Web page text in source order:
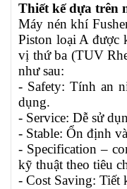
Thiết kế dựa trên
Máy nén khí
Piston loại A được
vị thứ ba (TUV
như sau:
- Safety: Tính an
dụng.
- Service: Dễ sử
- Stable: Ổn định
- Specification –
kỹ thuật theo tiêu
- Cost Saving: Tiết